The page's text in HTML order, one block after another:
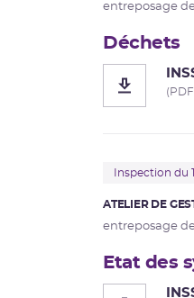
entreposage
Déchets
Inspection du
ATELIER DE
entreposage
Etat des